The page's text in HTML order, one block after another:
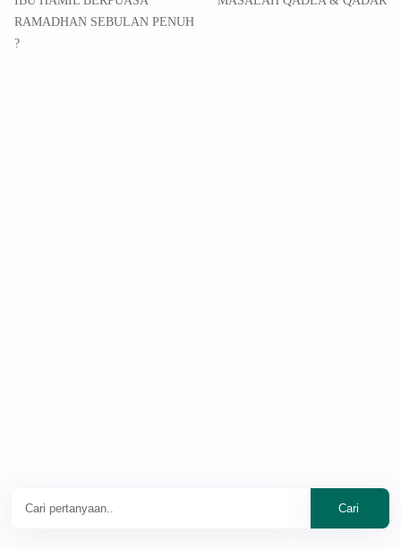
RAMADHAN SEBULAN PENUH
?